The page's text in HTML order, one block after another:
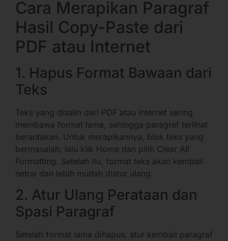
Cara Merapikan Paragraf
Hasil Copy-Paste dari
PDF atau Internet
1. Hapus Format Bawaan dari
Teks
Teks yang disalin dari PDF atau internet sering
membawa format lama, sehingga paragraf terlihat
berantakan. Untuk merapikannya, blok teks yang
bermasalah, lalu klik Home dan pilih Clear All
Formatting. Setelah itu, format teks akan kembali
netral dan lebih mudah diatur ulang.
2. Atur Ulang Perataan dan
Spasi Paragraf
Setelah format lama dihapus, atur kembali paragraf